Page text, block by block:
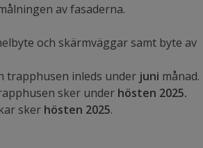
av fasaderna.
och skärmväggar samt byte av
trapphusen inleds under juni månad.
sker under hösten 2025.
sker hösten 2025.